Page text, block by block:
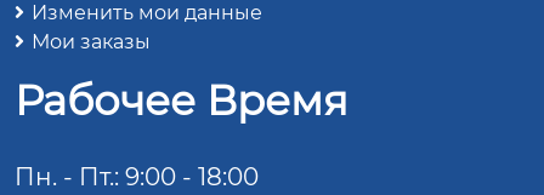
Изменить мои данные
Мои заказы
Рабочее Время
Пн. - Пт.: 9:00 - 18:00